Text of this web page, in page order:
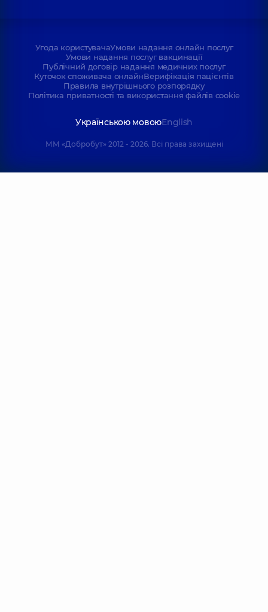
Угода користувачаУмови надання онлайн послуг
Умови надання послуг вакцинації
Публічний договір надання медичних послуг
Куточок споживача онлайнВерифікація пацієнтів
Правила внутрішнього розпорядку
Політика приватності та використання файлів cookie
Українською мовоюEnglish
ММ «Добробут» 2012 - 2026. Всі права захищені